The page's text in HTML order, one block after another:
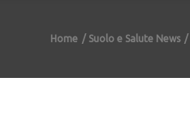
Home Suolo e Salute News